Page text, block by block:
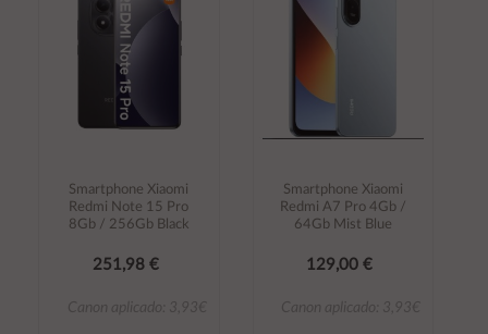
Smartphone Xiaomi
Redmi Note 15 Pro
8Gb / 256Gb Black
251,98 €
Canon aplicado: 3,93€
Smartphone Xiaomi
Redmi A7 Pro 4Gb /
64Gb Mist Blue
129,00 €
Canon aplicado: 3,93€